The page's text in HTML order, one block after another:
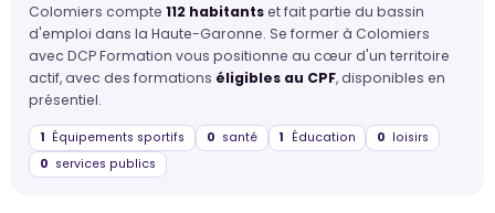
Colomiers compte 112 habitantset fait partie du bassin
d'emploi dans la Haute-Garonne. Se former à Colomiers
avec DCP Formation vous positionne au cœur d'un territoire
actif, avec des formations éligibles au CPF, disponibles en
présentiel.
1 Équipements sportifs 0 santé 1 Éducation 0 loisirs
0 services publics